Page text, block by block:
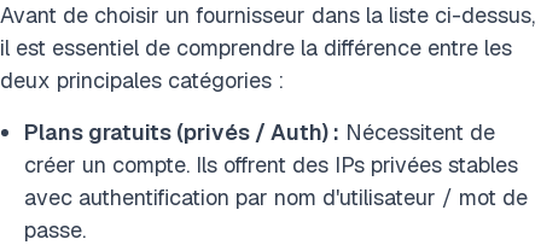
Avant de choisir un fournisseur dans la liste ci-dessus,
il est essentiel de comprendre la différence entre les
deux principales catégories :
Plans gratuits (privés / Auth) : Nécessitent de
créer un compte. Ils offrent des IPs privées stables
avec authentification par nom d'utilisateur / mot de
passe.